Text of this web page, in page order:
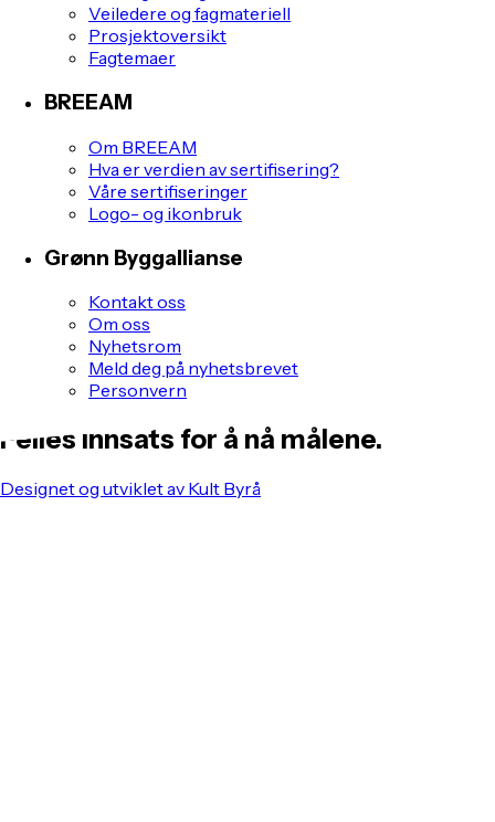
Veiledere og fagmateriell
Prosjektoversikt
Fagtemaer
BREEAM
Om BREEAM
Hva er verdien av sertifisering?
Våre sertifiseringer
Logo- og ikonbruk
Grønn Byggallianse
Kontakt oss
Om oss
Nyhetsrom
Meld deg på nyhetsbrevet
Personvern
Felles innsats for å nå målene.
Designet og utviklet av Kult Byrå